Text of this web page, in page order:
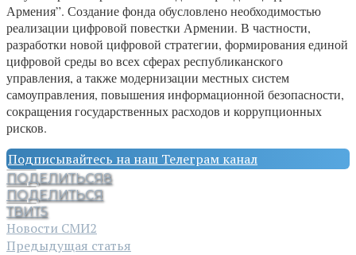
Армения”. Создание фонда обусловлено необходимостью
реализации цифровой повестки Армении. В частности,
разработки новой цифровой стратегии, формирования единой
цифровой среды во всех сферах республиканского
управления, а также модернизации местных систем
самоуправления, повышения информационной безопасности,
сокращения государственных расходов и коррупционных
рисков.
Подписывайтесь на наш Телеграм канал
ПОДЕЛИТЬСЯ8
ПОДЕЛИТЬСЯ
ТВИТ5
Новости СМИ2
Предыдущая статья